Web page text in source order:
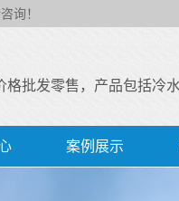
询！
格批发零售，产品包括冷
案例展示